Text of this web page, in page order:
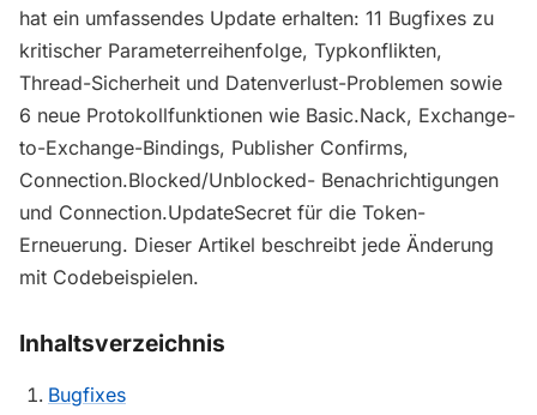
hat ein umfassendes Update erhalten: 11 Bugfixes zu
kritischer Parameterreihenfolge, Typkonflikten,
Thread-Sicherheit und Datenverlust-Problemen sowie
6 neue Protokollfunktionen wie Basic.Nack, Exchange-
to-Exchange-Bindings, Publisher Confirms,
Connection.Blocked/Unblocked- Benachrichtigungen
und Connection.UpdateSecret für die Token-
Erneuerung. Dieser Artikel beschreibt jede Änderung
mit Codebeispielen.
Inhaltsverzeichnis
Bugfixes